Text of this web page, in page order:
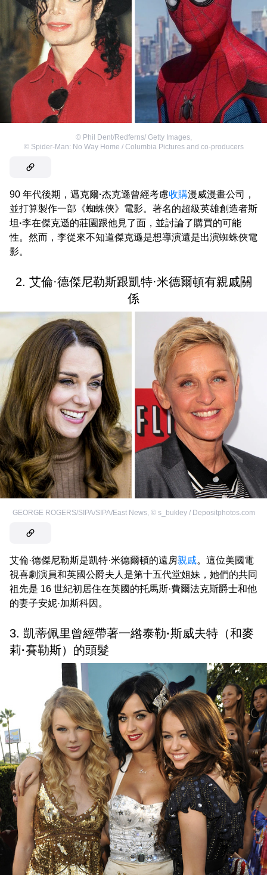
© Phil Dent/Redferns/ Getty Images,
© Spider-Man: No Way Home / Columbia Pictures and co-producers
90 年代後期，邁克爾·杰克遜曾經考慮收購漫威漫畫公司，
並打算製作一部《蜘蛛俠》電影。著名的超級英雄創造者斯
坦 ·李在傑克遜的莊園跟他見了面，並討論了購買的可能
性。然而，李從來不知道傑克遜是想導演還是出演蜘蛛俠電
影。
2. 艾倫·德傑尼勒斯跟凱特·米德爾頓有親戚關
係
GEORGE ROGERS/SIPA/SIPA/East News, © s_bukley / Depositphotos.com
艾倫·德傑尼勒斯是凱特·米德爾頓的遠房親戚。這位美國電
視喜劇演員和英國公爵夫人是第十五代堂姐妹，她們的共同
祖先是 16 世紀初居住在英國的托馬斯·費爾法克斯爵士和他
的妻子安妮·加斯科因。
3. 凱蒂佩里曾經帶著一綹泰勒·斯威夫特（和麥
莉·賽勒斯）的頭髮